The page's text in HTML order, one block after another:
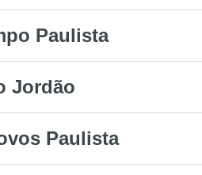
Paulista
Jordão
Paulista